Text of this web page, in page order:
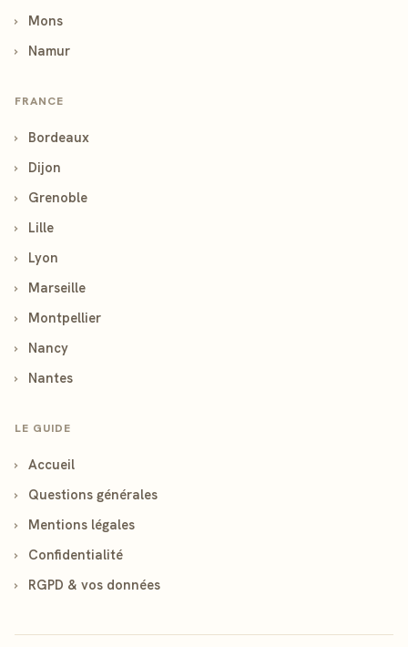
›
Mons
›
Namur
FRANCE
›
Bordeaux
›
Dijon
›
Grenoble
›
Lille
›
Lyon
›
Marseille
›
Montpellier
›
Nancy
›
Nantes
LE GUIDE
›
Accueil
›
Questions générales
›
Mentions légales
›
Confidentialité
›
RGPD & vos données